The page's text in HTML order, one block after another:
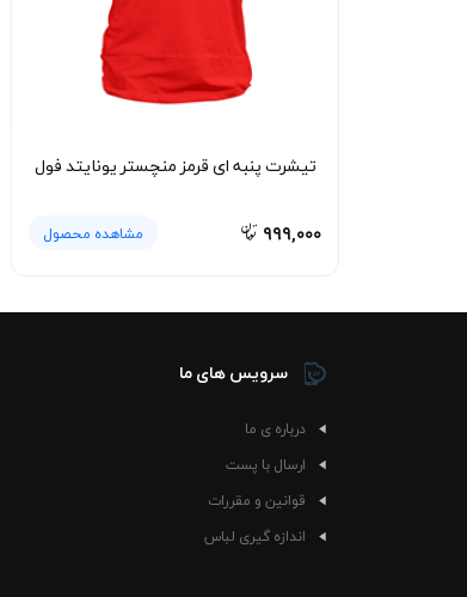
تیشرت پنبه ای قرمز منچستر یونایتد فول
۹۹۹,۰۰۰ مشاهده محصول
سرویس های ما
درباره ی ما
ارسال با پست
قوانین و مقررات
اندازه گیری لباس